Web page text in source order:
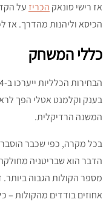
אז רישי סונאק הכריז על
הכיסא וליהנות מהדרך. אז
כללי המשחק
בענק וקלמנט אטלי הפך
המשנה הרדיקלית.
בכל מקרה, כפי שכבר הוסבר
מספר הקולות הגבוה
אחוזים בודדים מהקולות –